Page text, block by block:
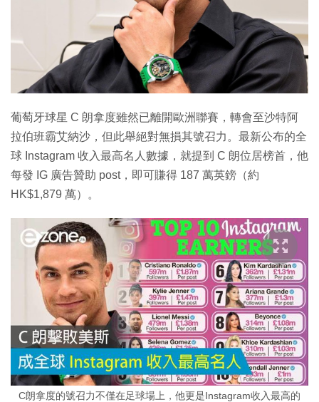
葡萄牙球星 C 朗拿度雖然已離開歐洲聯賽，轉會至沙特阿
拉伯班霸艾納沙，但此舉絕對無損其號召力。最新公布的全
球 Instagram 收入最高名人數據，就提到 C 朗位居榜首，他
每發 IG 廣告贊助 post，即可賺得 187 萬英鎊（約
HK$1,879 萬）。
C朗拿度的號召力不僅在足球場上，他更是Instagram收入最高的